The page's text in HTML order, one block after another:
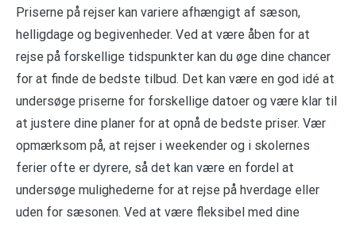
Priserne på rejser kan variere afhængigt af sæson,
helligdage og begivenheder. Ved at være åben for at
rejse på forskellige tidspunkter kan du øge dine chancer
for at finde de bedste tilbud. Det kan være en god idé at
undersøge priserne for forskellige datoer og være klar til
at justere dine planer for at opnå de bedste priser. Vær
opmærksom på, at rejser i weekender og i skolernes
ferier ofte er dyrere, så det kan være en fordel at
undersøge mulighederne for at rejse på hverdage eller
uden for sæsonen. Ved at være fleksibel med dine